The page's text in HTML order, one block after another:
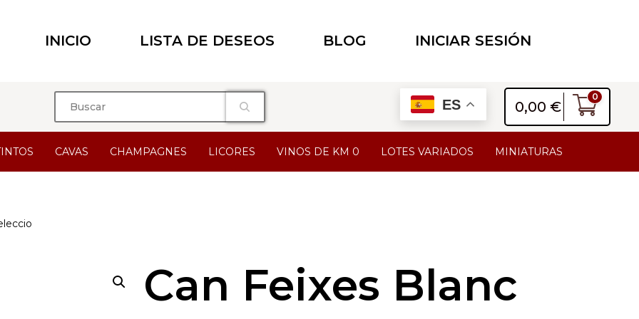
INICIO LISTA DE DESEOS BLOG INICIAR SESIÓN
ES 0,00 €
0
CAVAS CHAMPAGNES LICORES VINOS DE KM 0 LOTES VARIADOS MINIATURAS
Can Feixes Blanc